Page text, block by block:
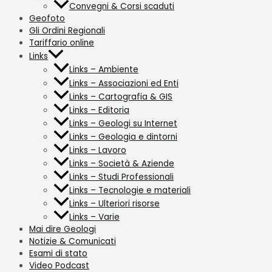
Convegni & Corsi scaduti
Geofoto
Gli Ordini Regionali
Tariffario online
Links
Links – Ambiente
Links – Associazioni ed Enti
Links – Cartografia & GIS
Links – Editoria
Links – Geologi su Internet
Links – Geologia e dintorni
Links – Lavoro
Links – Società & Aziende
Links – Studi Professionali
Links – Tecnologie e materiali
Links – Ulteriori risorse
Links – Varie
Mai dire Geologi
Notizie & Comunicati
Esami di stato
Video Podcast